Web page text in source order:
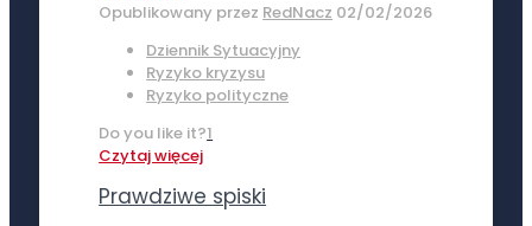
Opublikowany przez RedNacz 02/02/2026
Dziennik Sytuacyjny
Ryzyko kryzysu
Ryzyko polityczne
Do you like it?1
Czytaj więcej
Prawdziwe spiski